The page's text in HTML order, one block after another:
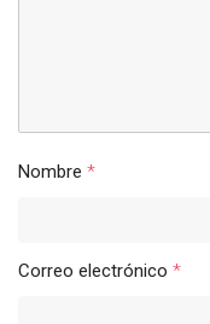
Nombre *
Correo electrónico *